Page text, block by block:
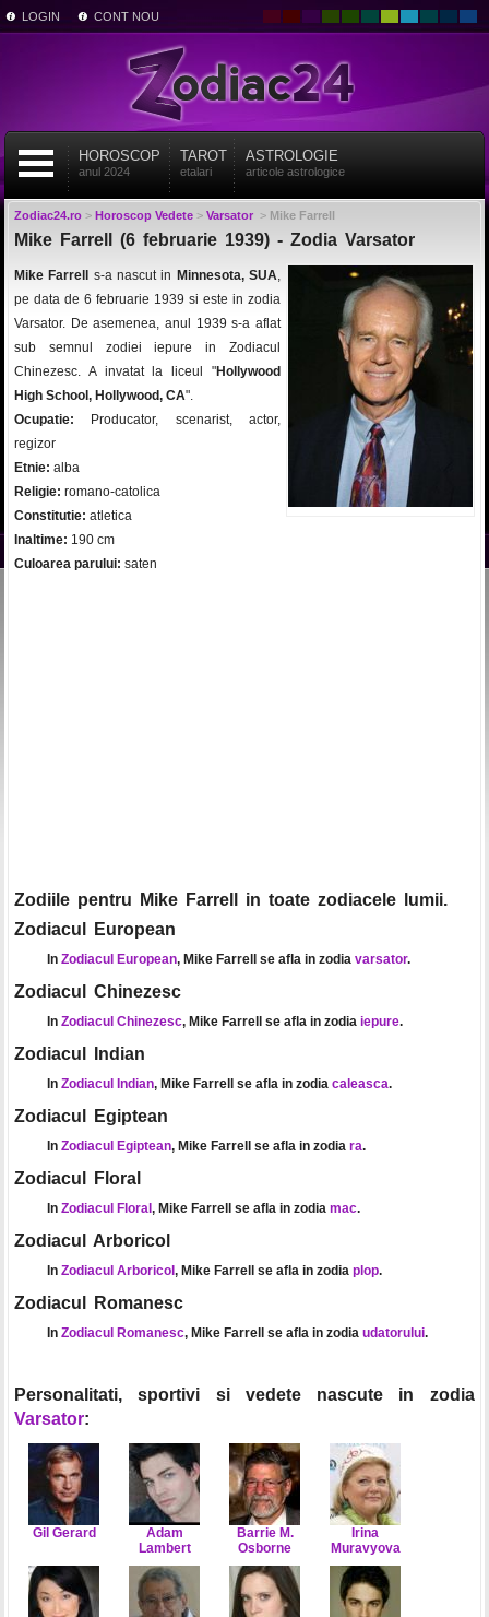
LOGIN CONT NOU
HOROSCOP
anul 2024
TAROT
etalari
ASTROLOGIE
articole astrologice
Zodiac24.ro> Horoscop Vedete> Varsator> Mike Farrell
Mike Farrell (6 februarie 1939) - Zodia Varsator
Mike Farrell s-a nascut in Minnesota, SUA,
pe data de 6 februarie 1939 si este in zodia
Varsator. De asemenea, anul 1939 s-a aflat
sub semnul zodiei iepure in Zodiacul
Chinezesc. A invatat la liceul "Hollywood
High School, Hollywood, CA".
Ocupatie: Producator, scenarist, actor,
regizor
Etnie: alba
Religie: romano-catolica
Constitutie: atletica
Inaltime: 190 cm
Culoarea parului: saten
Zodiile pentru Mike Farrell in toate zodiacele lumii.
Zodiacul European
In Zodiacul European, Mike Farrell se afla in zodia varsator.
Zodiacul Chinezesc
In Zodiacul Chinezesc, Mike Farrell se afla in zodia iepure.
Zodiacul Indian
In Zodiacul Indian, Mike Farrell se afla in zodia caleasca.
Zodiacul Egiptean
In Zodiacul Egiptean, Mike Farrell se afla in zodia ra.
Zodiacul Floral
In Zodiacul Floral , Mike Farrell se afla in zodia mac.
Zodiacul Arboricol
In Zodiacul Arboricol , Mike Farrell se afla in zodia plop.
Zodiacul Romanesc
In Zodiacul Romanesc, Mike Farrell se afla in zodia udatorului.
Personalitati, sportivi si vedete nascute in zodia
Varsator:
Gil Gerard
Adam
Lambert
Barrie M.
Osborne
Irina
Muravyova